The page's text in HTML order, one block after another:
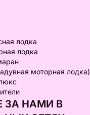
лодка
лодка
моторная лодка)
ЗА НАМИ В